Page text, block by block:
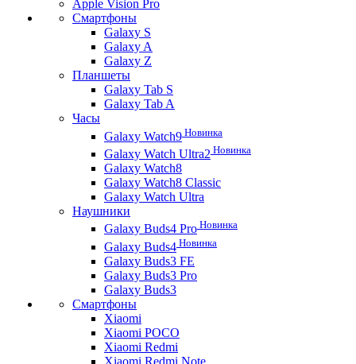
Apple Vision Pro
Смартфоны
Galaxy S
Galaxy A
Galaxy Z
Планшеты
Galaxy Tab S
Galaxy Tab A
Часы
Galaxy Watch9 Новинка
Galaxy Watch Ultra2 Новинка
Galaxy Watch8
Galaxy Watch8 Classic
Galaxy Watch Ultra
Наушники
Galaxy Buds4 Pro Новинка
Galaxy Buds4 Новинка
Galaxy Buds3 FE
Galaxy Buds3 Pro
Galaxy Buds3
Смартфоны
Xiaomi
Xiaomi POCO
Xiaomi Redmi
Xiaomi Redmi Note